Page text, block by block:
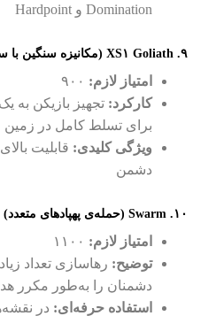
Domination و Hardpoint
۹. XS۱ Goliath (مکانیزه سنگین با سلاح قدرتمند)
امتیاز لازم:
کارکرد: تجهیز بازیکن به
برای تسلط کامل در زمین
ویژگی کلیدی: قابلیت
دشمن
۱۰. Swarm (حمله‌ی پهپادهای متعدد)
امتیاز لازم:
توضیح: رهاسازی تعداد
دشمنان را به‌طور مکرر
استفاده حرفه‌ای: در